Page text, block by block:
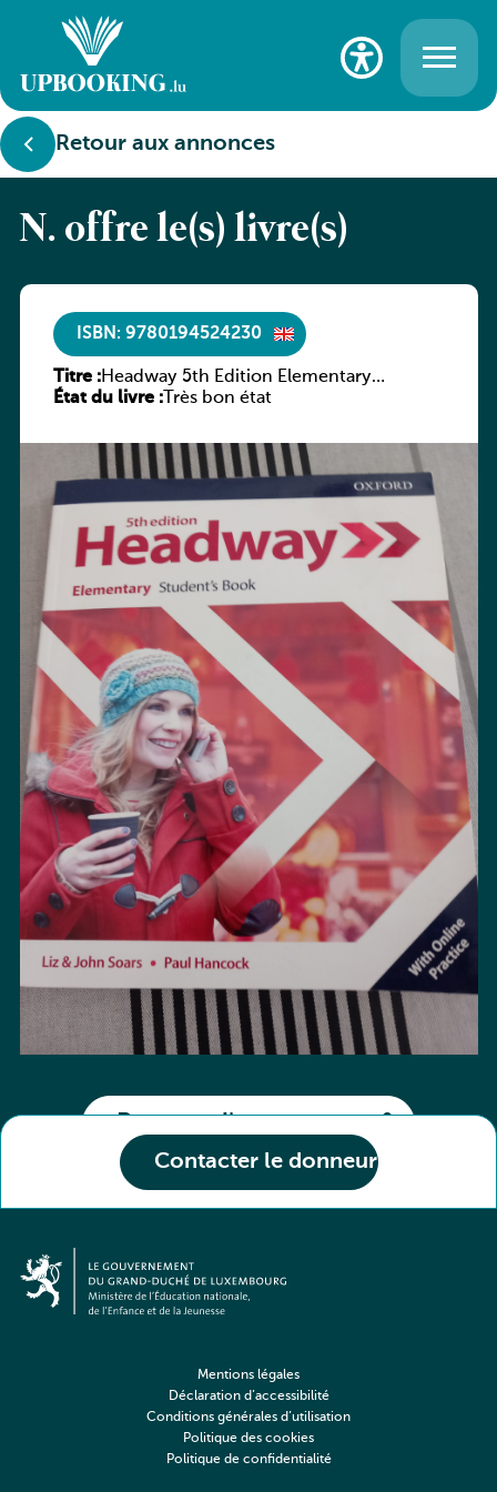
Retour aux annonces
Contacter le donneur
N. offre le(s) livre(s)
ISBN: 9780194524230
Titre :Headway 5th Edition Elementary
Student’s Book with Online Practice
État du livre :Très bon état
Partager l'annonce
Mentions légales
Déclaration d’accessibilité
Conditions générales d’utilisation
Politique des cookies
Politique de confidentialité